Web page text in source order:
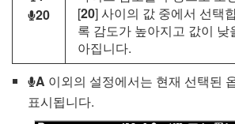
b20
[20] 사이의 값 중에서 선택
록 감도가 높아지고 값이
아집니다.
bA 이외의 설정에서는 현재 선택된
표시됩니다.